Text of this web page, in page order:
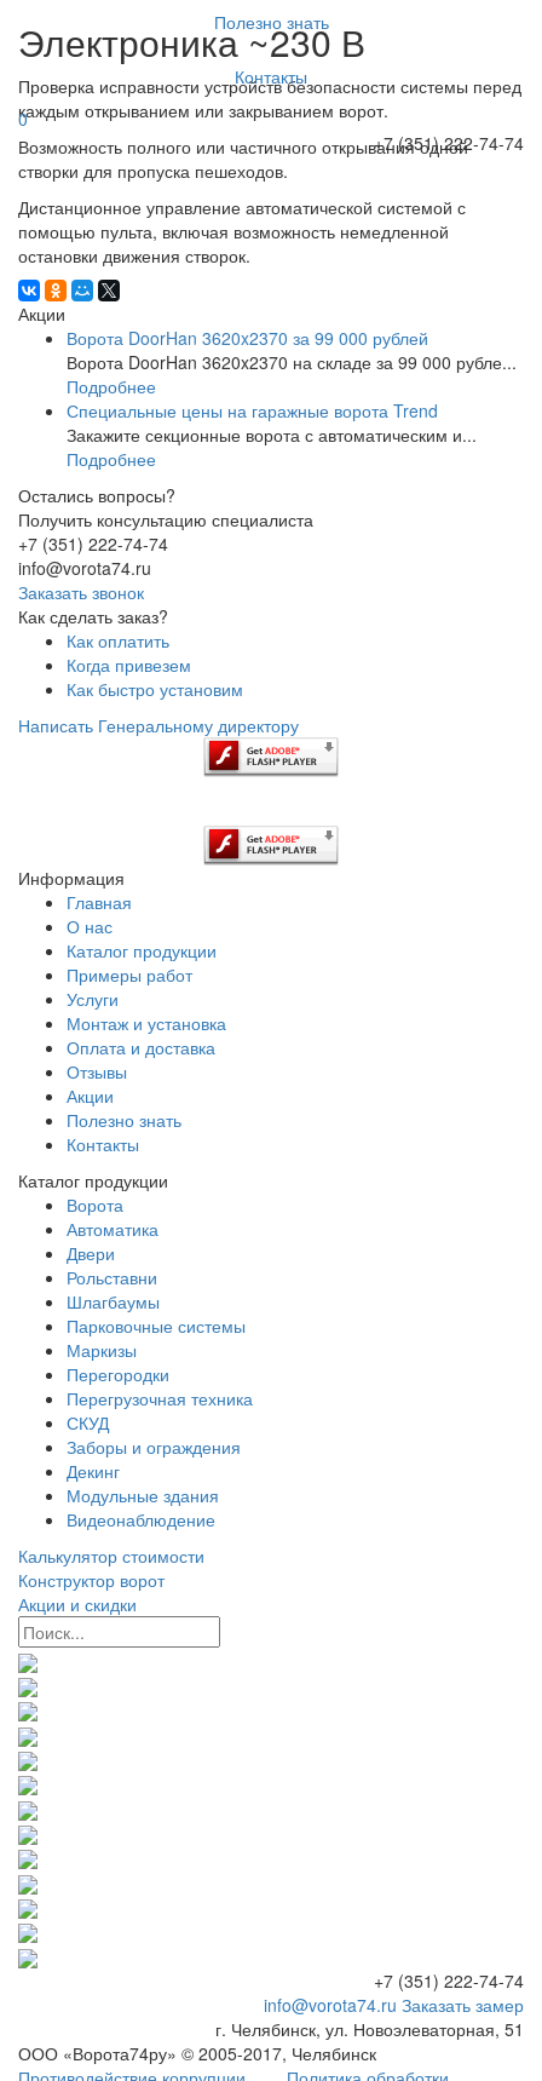
Полезно знать
Контакты
0
+7 (351) 222-74-74
Электроника ~230 В
Проверка исправности устройств безопасности системы перед
каждым открыванием или закрыванием ворот.
Возможность полного или частичного открывания одной
створки для пропуска пешеходов.
Дистанционное управление автоматической системой с
помощью пульта, включая возможность немедленной
остановки движения створок.
Акции
Ворота DoorHan 3620x2370 за 99 000 рублей
Ворота DoorHan 3620x2370 на складе за 99 000 рубле...
Подробнее
Специальные цены на гаражные ворота Trend
Закажите секционные ворота с автоматическим и...
Подробнее
Остались вопросы?
Получить консультацию специалиста
+7 (351) 222-74-74
info@vorota74.ru
Заказать звонок
Как сделать заказ?
Как оплатить
Когда привезем
Как быстро установим
Написать Генеральному директору
Информация
Главная
О нас
Каталог продукции
Примеры работ
Услуги
Монтаж и установка
Оплата и доставка
Отзывы
Акции
Полезно знать
Контакты
Каталог продукции
Ворота
Автоматика
Двери
Рольставни
Шлагбаумы
Парковочные системы
Маркизы
Перегородки
Перегрузочная техника
СКУД
Заборы и ограждения
Декинг
Модульные здания
Видеонаблюдение
Калькулятор стоимости
Конструктор ворот
Акции и скидки
+7 (351) 222-74-74
info@vorota74.ru Заказать замер
г. Челябинск, ул. Новоэлеваторная, 51
ООО «Ворота74ру» © 2005-2017, Челябинск